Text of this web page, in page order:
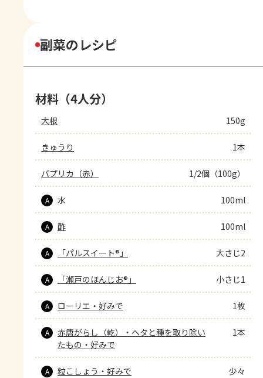
副菜のレシピ
材料（4人分）
大根 150g
きゅうり 1本
パプリカ（赤） 1/2個（100g）
A 水 100ml
A 酢 100ml
A 「パルスイート®」 大さじ2
A 「瀬戸のほんじお®」 小さじ1
A ローリエ・好みで 1枚
A
赤唐がらし（乾）・ヘタと種を取り除い
たもの・好みで
1本
A 粒こしょう・好みで 少々